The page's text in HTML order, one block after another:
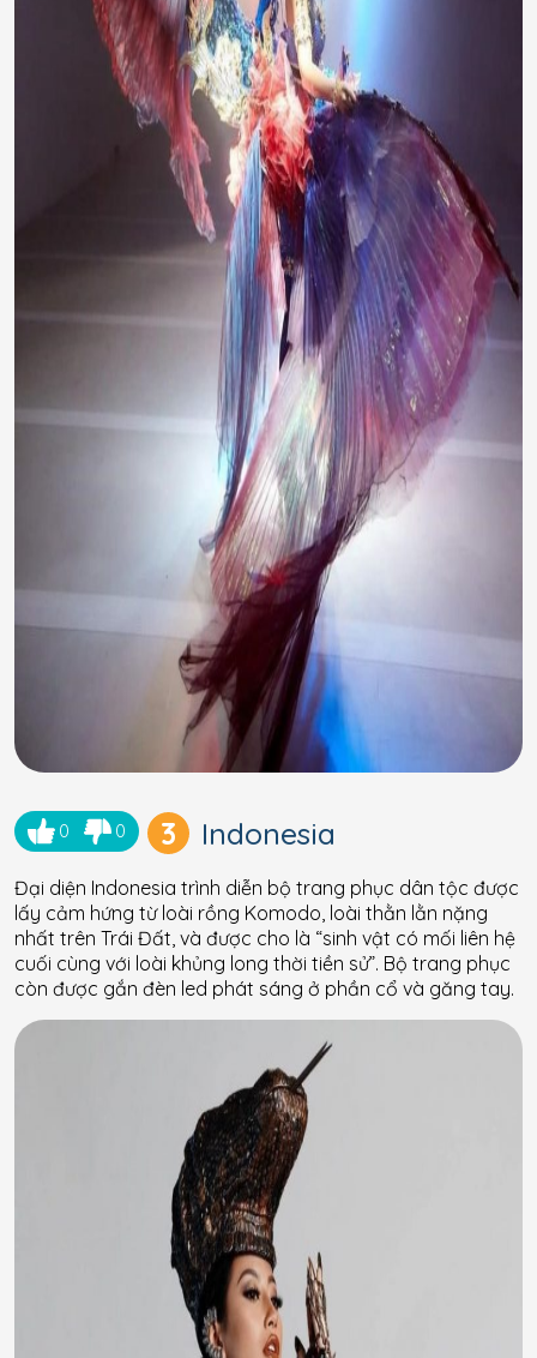
0 0 3 Indonesia
Đại diện Indonesia trình diễn bộ trang phục dân tộc được
lấy cảm hứng từ loài rồng Komodo, loài thằn lằn nặng
nhất trên Trái Đất, và được cho là “sinh vật có mối liên hệ
cuối cùng với loài khủng long thời tiền sử”. Bộ trang phục
còn được gắn đèn led phát sáng ở phần cổ và găng tay.